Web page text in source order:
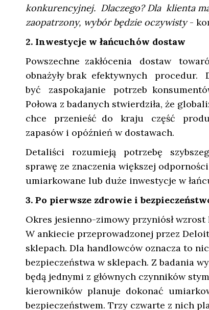
konkurencyjnej. Dlaczego? Dla klienta
zaopatrzony, wybór będzie oczywisty-
2. Inwestycje w łańcuchów dostaw
Powszechne zakłócenia dostaw
obnażyły brak efektywnych
być zaspokajanie potrzeb
Połowa z badanych stwierdziła, że
chce przenieść do kraju część
zapasów i opóźnień w dostawach.
Detaliści rozumieją potrzebę
sprawę ze znaczenia większej
umiarkowane lub duże inwestycje w
3. Po pierwsze zdrowie i
Okres jesienno-zimowy przyniósł
W ankiecie przeprowadzonej przez
sklepach. Dla handlowców oznacza to
bezpieczeństwa w sklepach. Z badania
będą jednymi z głównych czynników
kierowników planuje dokonać
bezpieczeństwem. Trzy czwarte z nich